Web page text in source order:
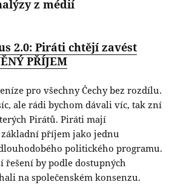
z médií
2.0: Piráti chtějí zavést
PŘÍJEM
pro všechny Čechy bez rozdílu.
ale rádi bychom dávali víc, tak zní
Pirátů. Piráti mají
příjem jako jednu
politického programu.
řešení by podle dostupných
na společenském konsenzu.